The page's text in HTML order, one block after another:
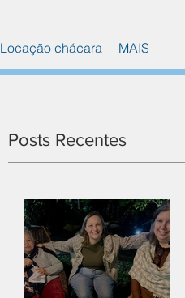
Locação chácara MAIS
Posts Recentes